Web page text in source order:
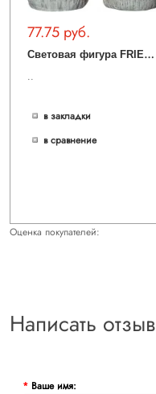
77.75 руб.
С
ветовая фигура FRIENDS 991-08
..
в закладки
в сравнение
Оценка покупателей:
Написать отзыв
Ваше имя: